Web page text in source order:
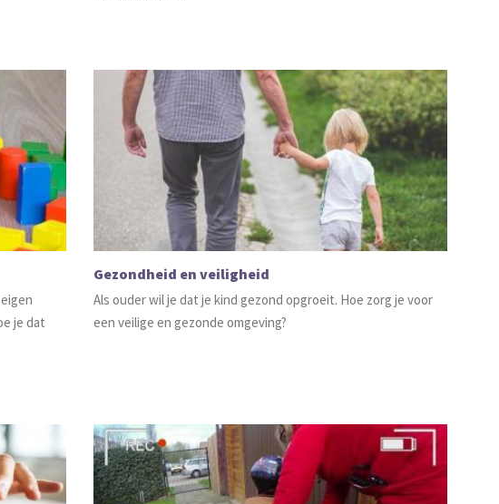
je dat
Gezondheid en veiligheid
Als ouder wil je dat je kind gezond opgroeit. Hoe zorg je voor
een veilige en gezonde omgeving?